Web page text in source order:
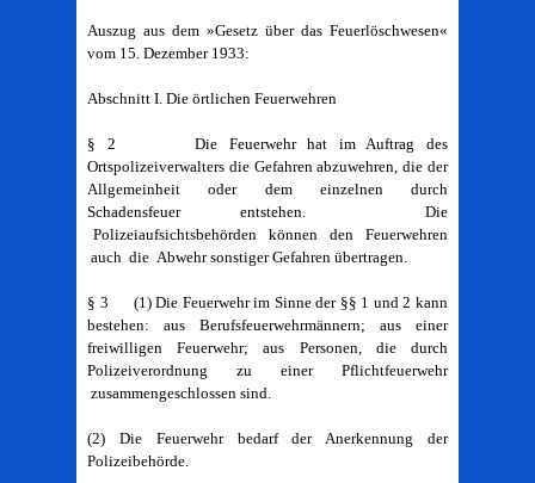
Auszug aus dem »Gesetz über das Feuerlöschwesen«
vom 15. Dezember 1933:
Abschnitt I. Die örtlichen Feuerwehren
§ 2 Die Feuerwehr hat im Auftrag des
Ortspolizeiverwalters die Gefahren abzuwehren, die der
Allgemeinheit oder dem einzelnen durch
Schadensfeuer entstehen. Die
Polizeiaufsichtsbehörden können den Feuerwehren
auch die Abwehr sonstiger Gefahren übertragen.
§ 3 (1) Die Feuerwehr im Sinne der §§ 1 und 2 kann
bestehen: aus Berufsfeuerwehrmännern; aus einer
freiwilligen Feuerwehr; aus Personen, die durch
Polizeiverordnung zu einer Pflichtfeuerwehr
zusammengeschlossen sind.
(2) Die Feuerwehr bedarf der Anerkennung der
Polizeibehörde.